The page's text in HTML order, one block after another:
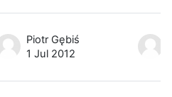
Piotr Gębiś
1 Jul 2012